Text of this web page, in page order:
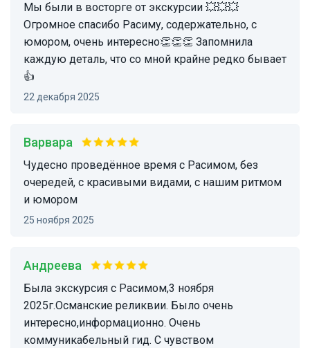
Мы были в восторге от экскурсии 💥💥💥
Огромное спасибо Расиму, содержательно, с
юмором, очень интересно👏👏👏 Запомнила
каждую деталь, что со мной крайне редко бывает
👍
22 декабря 2025
Варвара
Чудесно проведённое время с Расимом, без
очередей, с красивыми видами, с нашим ритмом
и юмором
25 ноября 2025
Андреева
Была экскурсия с Расимом,3 ноября
2025г.Османские реликвии. Было очень
интересно,информационно. Очень
коммуникабельный гид. С чувством